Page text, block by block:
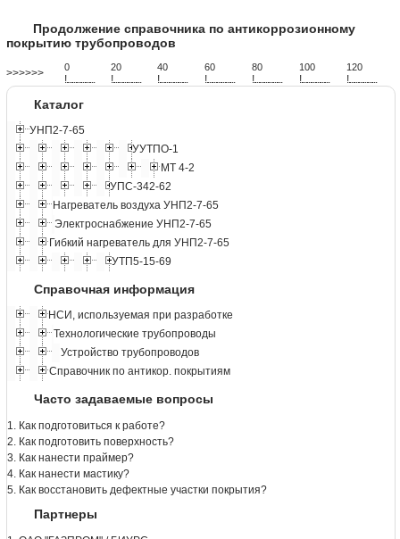
Продолжение справочника по антикоррозионному
покрытию трубопроводов
>>>>>> 0
!...................
20
!...................
40
!...................
60
!...................
80
!...................
100
!...................
120
!...................
Каталог
УНП2-7-65
УУТПО-1
МТ 4-2
УПС-342-62
Нагреватель воздуха УНП2-7-65
Электроснабжение УНП2-7-65
Гибкий нагреватель для УНП2-7-65
УТП5-15-69
Справочная информация
НСИ, используемая при разработке
Технологические трубопроводы
Устройство трубопроводов
Справочник по антикор. покрытиям
Часто задаваемые вопросы
1. Как подготовиться к работе?
2. Как подготовить поверхность?
3. Как нанести праймер?
4. Как нанести мастику?
5. Как восстановить дефектные участки покрытия?
Партнеры